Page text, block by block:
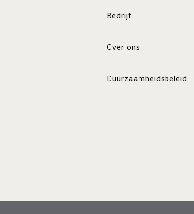
Bedrijf
Over ons
Duurzaamheidsbeleid